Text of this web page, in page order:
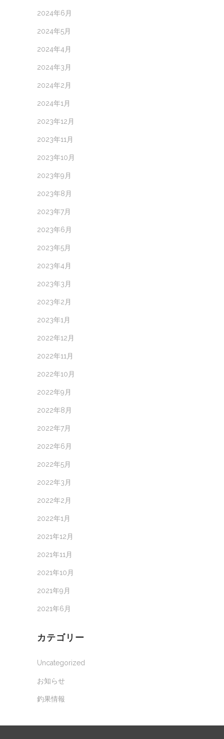
2024年6月
2024年5月
2024年4月
2024年3月
2024年2月
2024年1月
2023年12月
2023年11月
2023年10月
2023年9月
2023年8月
2023年7月
2023年6月
2023年5月
2023年4月
2023年3月
2023年2月
2023年1月
2022年12月
2022年11月
2022年10月
2022年9月
2022年8月
2022年7月
2022年6月
2022年5月
2022年3月
2022年2月
2022年1月
2021年12月
2021年11月
2021年10月
2021年9月
2021年6月
カテゴリー
Uncategorized
お知らせ
釣果情報